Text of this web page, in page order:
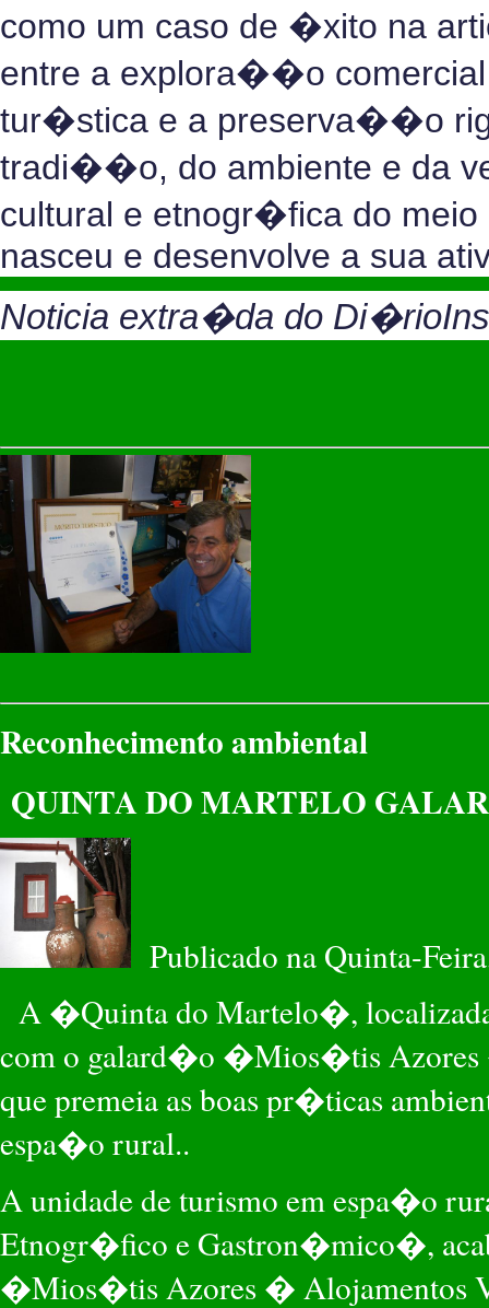
como um caso de �xito na
entre a explora��o comercial
tur�stica e a preserva��o
tradi��o, do ambiente e da
cultural e etnogr�fica do meio
nasceu e desenvolve a sua
Noticia extra�da do
Reconhecimento ambiental
QUINTA DOMARTELO
Publicado na Quinta-
A �Quinta do Martelo�,
com o galard�o �Mios�tis
que premeia as boas pr�ticas
espa�o rural..
A unidade de turismo em espa�o
Etnogr�fico e Gastron�mico�,
�Mios�tis Azores � Alojamentos